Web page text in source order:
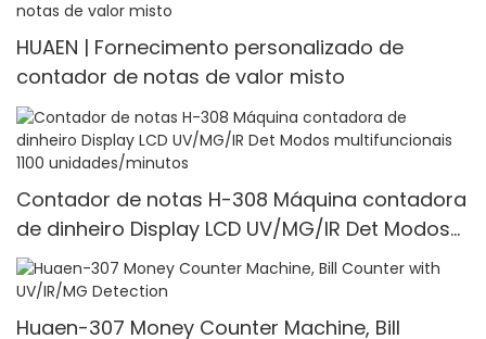
HUAEN | Fornecimento personalizado de
contador de notas de valor misto
Contador de notas H-308 Máquina contadora
de dinheiro Display LCD UV/MG/IR Det Modos
multifuncionais 1100 unidades/minutos
Huaen-307 Money Counter Machine, Bill